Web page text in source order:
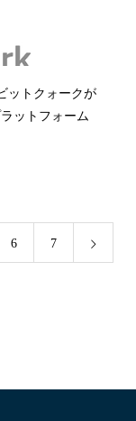
ットクォークが
ットフォーム
6 7